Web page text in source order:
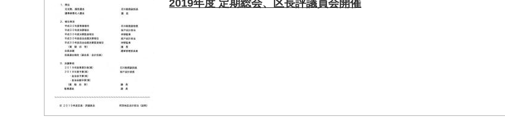
2019年度 定期総会、区長評議員会開催